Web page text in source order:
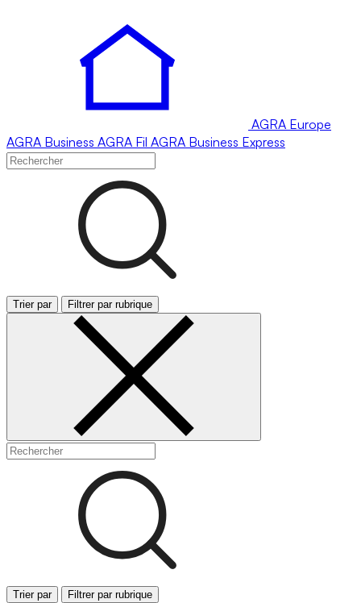
AGRA Europe
AGRA Business AGRA Fil AGRA Business Express
Trier par Filtrer par rubrique
Trier par Filtrer par rubrique